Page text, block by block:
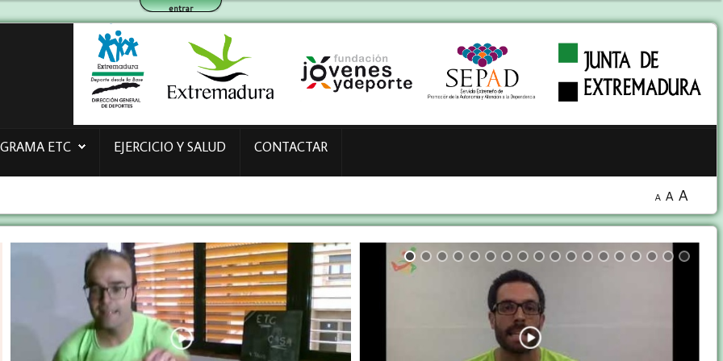
entrar
ETC EJERCICIO Y SALUD CONTACTAR
A A A